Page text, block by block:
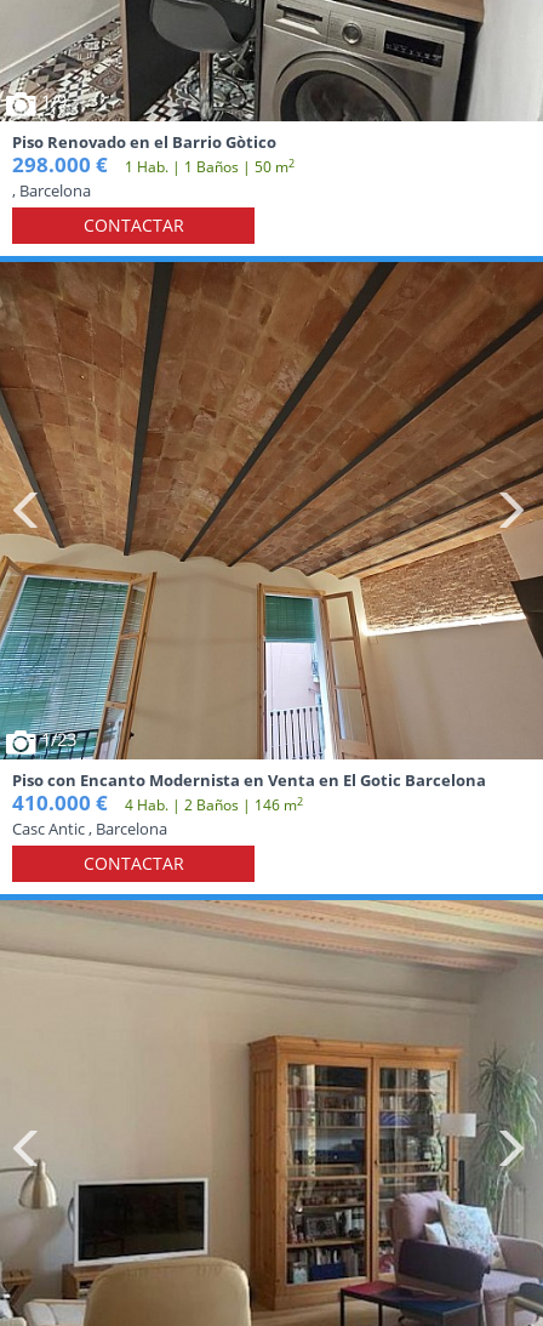
1/9
Piso Renovado en el Barrio Gòtico
298.000 € 1 Hab. | 1 Baños | 50 m2
, Barcelona
CONTACTAR
1/23
Piso con Encanto Modernista en Venta en El Gotic Barcelona
410.000 € 4 Hab. | 2 Baños | 146 m2
Casc Antic , Barcelona
CONTACTAR